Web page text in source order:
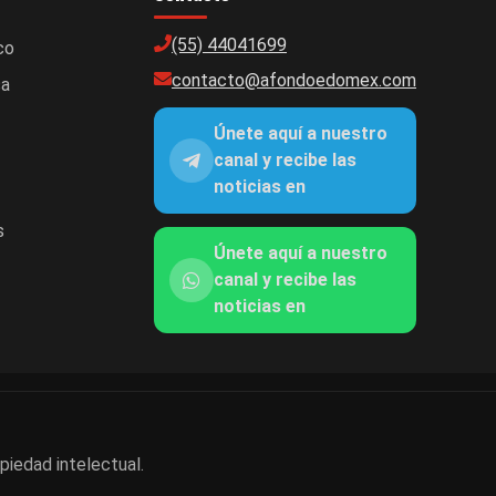
(55) 44041699
contacto@afondoedomex.com
Únete aquí a nuestro
canal y recibe las
noticias en
Únete aquí a nuestro
canal y recibe las
noticias en
intelectual.